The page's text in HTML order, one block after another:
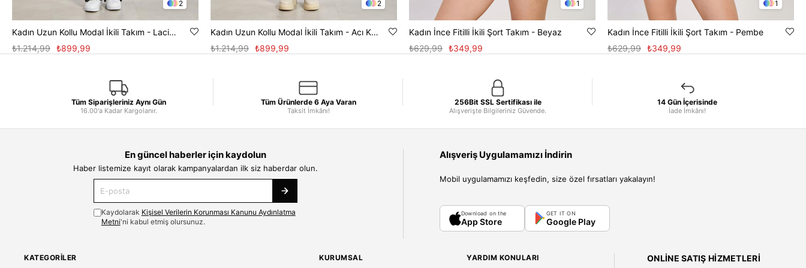
2
Kadın Uzun Kollu Modal İkili Takım - Lacivert
₺899,99
₺1.214,99
2
Kadın Uzun Kollu Modal İkili Takım - Acı Kahve
₺899,99
₺1.214,99
1
Kadın İnce Fitilli İkili Şort Takım - Beyaz
₺349,99
₺629,99
1
Kadın İnce Fitilli İkili Şort Takım - Pembe
₺349,99
₺629,99
Tüm Siparişleriniz Aynı Gün
16.00'a Kadar Kargolanır.
Tüm Ürünlerde 6 Aya Varan
Taksit İmkânı!
256Bit SSL Sertifikası ile
Alışverişte Bilgileriniz Güvende.
14 Gün İçerisinde
İade İmkânı!
En güncel haberler için kaydolun
Haber listemize kayıt olarak kampanyalardan ilk siz haberdar olun.
Kaydolarak Kişisel Verilerin Korunması Kanunu Aydınlatma
Metni'ni kabul etmiş olursunuz.
Alışveriş Uygulamamızı İndirin
Mobil uygulamamızı keşfedin, size özel fırsatları yakalayın!
Download on the
App Store
GET IT ON
Google Play
KATEGORILER KURUMSAL YARDIM KONULARI ONLINE SATIŞ HIZMETLERI